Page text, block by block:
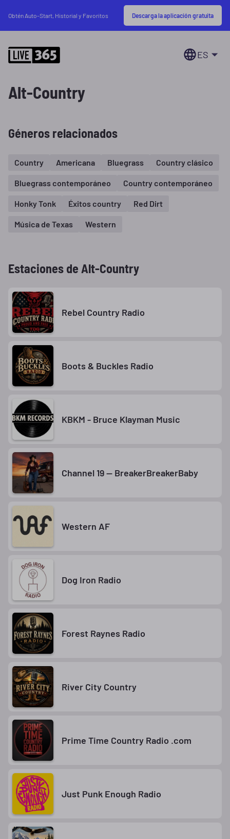
Obtén Auto-Start, Historial y Favoritos Descarga la aplicación gratuita
ES
Alt-Country
Géneros relacionados
Country Americana Bluegrass Country clásico
Bluegrass contemporáneo Country contemporáneo
Honky Tonk Éxitos country Red Dirt
Música de Texas Western
Estaciones de Alt-Country
Rebel Country Radio
Boots & Buckles Radio
KBKM - Bruce Klayman Music
Channel 19 — BreakerBreakerBaby
Western AF
Dog Iron Radio
Forest Raynes Radio
River City Country
Prime Time Country Radio .com
Just Punk Enough Radio